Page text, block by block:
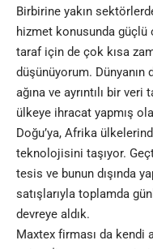
Birbirine yakın
hizmet konusunda
taraf için de çok kısa
düşünüyorum.
ağına ve ayrıntılı bir
ülkeye ihracat yapmış
Doğu’ya, Afrika
teknolojisini taşıyor.
tesis ve bunun dışında
satışlarıyla toplamda
devreye aldık.
Maxtex firması da kendi